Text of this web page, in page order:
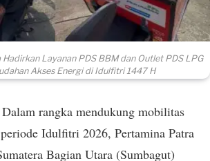
Layanan PDS BBM dan Outlet PDS LPG
Akses Energi di Idulfitri 1447 H
rangka mendukung mobilitas
Idulfitri 2026, Pertamina Patra
Bagian Utara (Sumbagut)